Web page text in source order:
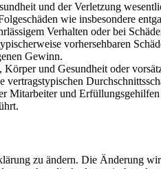
und der Verletzung
wie insbesondere
Verhalten oder bei
vorhersehbaren
Gewinn.
und Gesundheit oder
Mitarbeiter und Erfüllungsgehilfen
zu ändern. Die Änderung